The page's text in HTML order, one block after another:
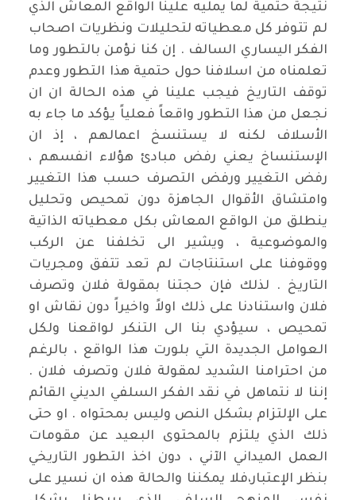
نتيجة حتمية لما يمليه علينا الواقع المعاش الذي
لم تتوفر كل معطياته لتحليلات ونظريات اصحاب
الفكر اليساري السالف . إن كنا نؤمن بالتطور وما
تعلمناه من اسلافنا حول حتمية هذا التطور وعدم
توقف التاريخ فيجب علينا في هذه الحالة ان ان
نجعل من هذا التطور واقعاً فعلياً يؤكد ما جاء به
الأسلاف لكنه لا يستنسخ اعمالهم ، إذ ان
الإستنساخ يعني رفض مبادئ هؤلاء انفسهم ،
رفض التغيير ورفض التصرف حسب هذا التغيير
وامتشاق الأقوال الجاهزة دون تمحيص وتحليل
ينطلق من الواقع المعاش بكل معطياته الذاتية
والموضوعية ، ويشير الى تخلفنا عن الركب
ووقوفنا على استنتاجات لم تعد تتفق ومجريات
التاريخ . لذلك فإن حجتنا بمقولة فلان وتصرف
فلان واستنادنا على ذلك اولاً واخيراً دون نقاش او
تمحيص ، سيؤدي بنا الى التنكر لواقعنا ولكل
العوامل الجديدة التي بلورت هذا الواقع ، بالرغم
من احترامنا الشديد لمقولة فلان وتصرف فلان .
إننا لا نتماهل في نقد الفكر السلفي الديني القائم
على الإلتزام بشكل النص وليس بمحتواه . او حتى
ذلك الذي يلتزم بالمحتوى البعيد عن مقومات
العمل الميداني الآني ، دون اخذ التطور التاريخي
بنظر الإعتبار،فلا يمكننا والحالة هذه ان نسير على